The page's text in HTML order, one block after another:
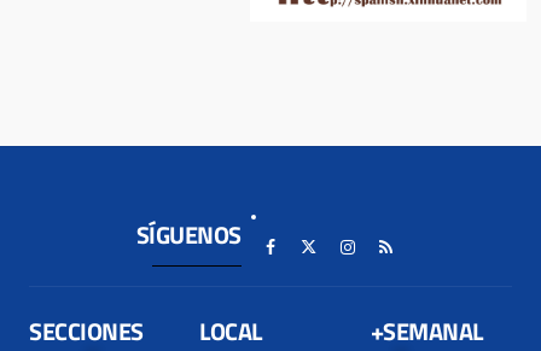
SÍGUENOS
SECCIONES LOCAL +SEMANAL